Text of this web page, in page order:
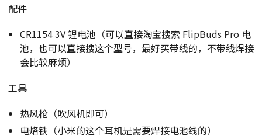
配件
CR1154 3V 锂电池（可以直接淘宝搜索 FlipBuds Pro 电
池，也可以直接搜这个型号，最好买带线的，不带线焊接
会比较麻烦）
工具
热风枪（吹风机即可）
电烙铁（小米的这个耳机是需要焊接电池线的）